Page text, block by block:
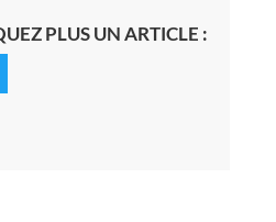
PLUS UN ARTICLE :